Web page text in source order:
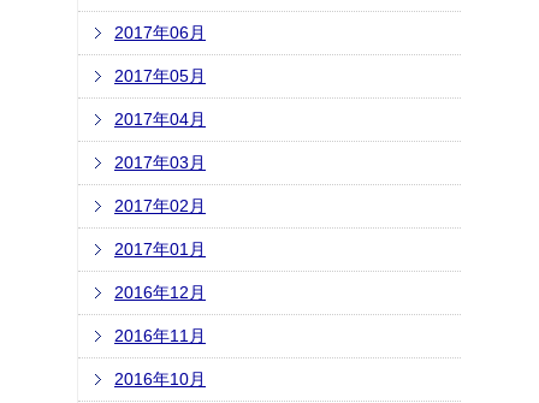
2017年06月
2017年05月
2017年04月
2017年03月
2017年02月
2017年01月
2016年12月
2016年11月
2016年10月